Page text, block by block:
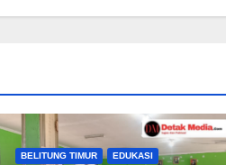
BELITUNG TIMUR EDUKASI